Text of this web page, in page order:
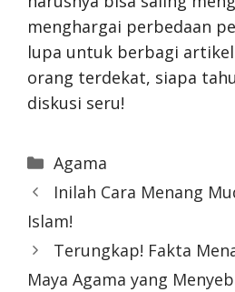
menghargai perbedaan
lupa untuk berbagi
orang terdekat, siapa
diskusi seru!
Categories
Agama
Inilah Cara Menang
Islam!
Terungkap! Fakta
Maya Agama yang